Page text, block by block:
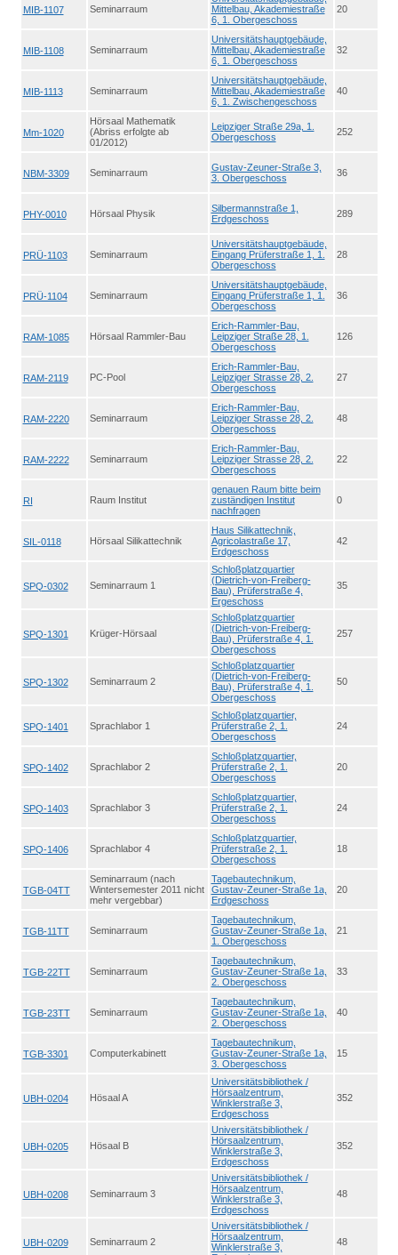
MIB-1107 Seminarraum
Mittelbau, Akademiestraße
6, 1. Obergeschoss
20
MIB-1108 Seminarraum
Universitätshauptgebäude,
Mittelbau, Akademiestraße
6, 1. Obergeschoss
32
MIB-1113 Seminarraum
Universitätshauptgebäude,
Mittelbau, Akademiestraße
6, 1. Zwischengeschoss
40
Mm-1020
Hörsaal Mathematik
(Abriss erfolgte ab
01/2012)
Leipziger Straße 29a, 1.
Obergeschoss
252
NBM-3309 Seminarraum
Gustav-Zeuner-Straße 3,
3. Obergeschoss
36
PHY-0010 Hörsaal Physik
Silbermannstraße 1,
Erdgeschoss
289
PRÜ-1103 Seminarraum
Universitätshauptgebäude,
Eingang Prüferstraße 1, 1.
Obergeschoss
28
PRÜ-1104 Seminarraum
Universitätshauptgebäude,
Eingang Prüferstraße 1, 1.
Obergeschoss
36
RAM-1085 Hörsaal Rammler-Bau
Erich-Rammler-Bau,
Leipziger Straße 28, 1.
Obergeschoss
126
RAM-2119 PC-Pool
Erich-Rammler-Bau,
Leipziger Strasse 28, 2.
Obergeschoss
27
RAM-2220 Seminarraum
Erich-Rammler-Bau,
Leipziger Strasse 28, 2.
Obergeschoss
48
RAM-2222 Seminarraum
Erich-Rammler-Bau,
Leipziger Strasse 28, 2.
Obergeschoss
22
RI Raum Institut
genauen Raum bitte beim
zuständigen Institut
nachfragen
0
SIL-0118 Hörsaal Silikattechnik
Haus Silikattechnik,
Agricolastraße 17,
Erdgeschoss
42
SPQ-0302 Seminarraum 1
Schloßplatzquartier
(Dietrich-von-Freiberg-
Bau), Prüferstraße 4,
Ergeschoss
35
SPQ-1301 Krüger-Hörsaal
Schloßplatzquartier
(Dietrich-von-Freiberg-
Bau), Prüferstraße 4, 1.
Obergeschoss
257
SPQ-1302 Seminarraum 2
Schloßplatzquartier
(Dietrich-von-Freiberg-
Bau), Prüferstraße 4, 1.
Obergeschoss
50
SPQ-1401 Sprachlabor 1
Schloßplatzquartier,
Prüferstraße 2, 1.
Obergeschoss
24
SPQ-1402 Sprachlabor 2
Schloßplatzquartier,
Prüferstraße 2, 1.
Obergeschoss
20
SPQ-1403 Sprachlabor 3
Schloßplatzquartier,
Prüferstraße 2, 1.
Obergeschoss
24
SPQ-1406 Sprachlabor 4
Schloßplatzquartier,
Prüferstraße 2, 1.
Obergeschoss
18
TGB-04TT
Seminarraum (nach
Wintersemester 2011 nicht
mehr vergebbar)
Tagebautechnikum,
Gustav-Zeuner-Straße 1a,
Erdgeschoss
20
TGB-11TT Seminarraum
Tagebautechnikum,
Gustav-Zeuner-Straße 1a,
1. Obergeschoss
21
TGB-22TT Seminarraum
Tagebautechnikum,
Gustav-Zeuner-Straße 1a,
2. Obergeschoss
33
TGB-23TT Seminarraum
Tagebautechnikum,
Gustav-Zeuner-Straße 1a,
2. Obergeschoss
40
TGB-3301 Computerkabinett
Tagebautechnikum,
Gustav-Zeuner-Straße 1a,
3. Obergeschoss
15
UBH-0204 Hösaal A
Universitätsbibliothek /
Hörsaalzentrum,
Winklerstraße 3,
Erdgeschoss
352
UBH-0205 Hösaal B
Universitätsbibliothek /
Hörsaalzentrum,
Winklerstraße 3,
Erdgeschoss
352
UBH-0208 Seminarraum 3
Universitätsbibliothek /
Hörsaalzentrum,
Winklerstraße 3,
Erdgeschoss
48
UBH-0209 Seminarraum 2
Universitätsbibliothek /
Hörsaalzentrum,
Winklerstraße 3,
48